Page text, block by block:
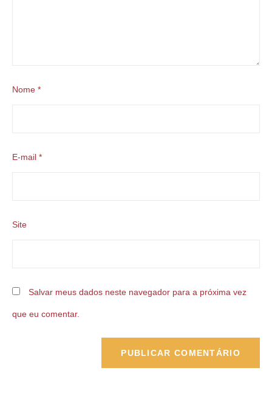
Nome *
E-mail *
Site
Salvar meus dados neste navegador para a próxima vez
que eu comentar.